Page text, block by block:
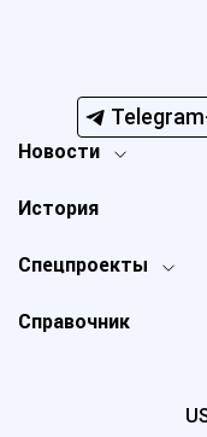
Новости
Спецпроекты
История
Справочник